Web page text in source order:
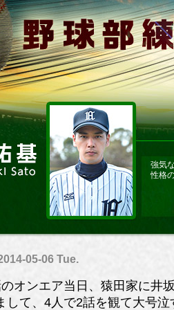
強気
性格
05-06 Tue.
オンエア当日、猿田家に井
して、4人で2話を観て大号